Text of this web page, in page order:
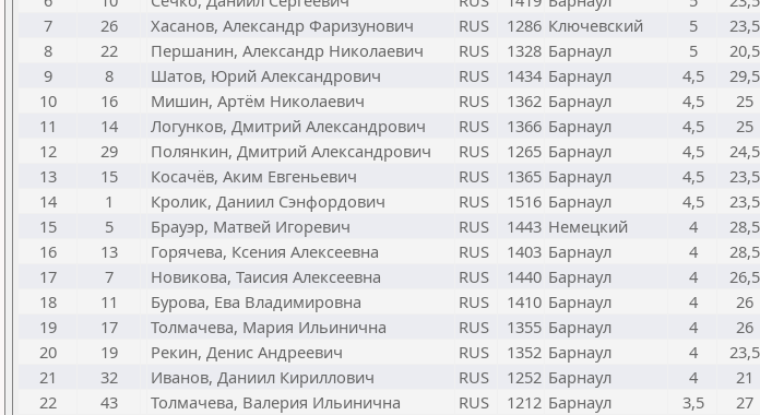
7
26 Хасанов, Александр Фаризунович RUS 1286 Ключевский 5 23,5
8
22 Першанин, Александр Николаевич RUS 1328 Барнаул 5 20,5
9
8 Шатов, Юрий Александрович RUS 1434 Барнаул 4,5 29,5
10
16 Мишин, Артём Николаевич RUS 1362 Барнаул 4,5 25
11
14 Логунков, Дмитрий Александрович RUS 1366 Барнаул 4,5 25
12
29 Полянкин, Дмитрий Александрович RUS 1265 Барнаул 4,5 24,5
13
15 Косачёв, Аким Евгеньевич RUS 1365 Барнаул 4,5 23,5
14
1 Кролик, Даниил Сэнфордович RUS 1516 Барнаул 4,5 23,5
15
5 Брауэр, Матвей Игоревич RUS 1443 Немецкий 4 28,5
16
13 Горячева, Ксения Алексеевна RUS 1403 Барнаул 4 28,5
17
7 Новикова, Таисия Алексеевна RUS 1440 Барнаул 4 26,5
18
11 Бурова, Ева Владимировна RUS 1410 Барнаул 4 26
19
17 Толмачева, Мария Ильинична RUS 1355 Барнаул 4 26
20
19 Рекин, Денис Андреевич RUS 1352 Барнаул 4 23,5
21
32 Иванов, Даниил Кириллович RUS 1252 Барнаул 4 21
22
43 Толмачева, Валерия Ильинична RUS 1212 Барнаул 3,5 27